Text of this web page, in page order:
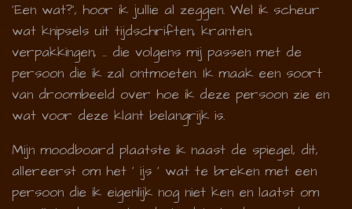
'Een wat?', hoor ik jullie al zeggen. Wel ik scheur
wat knipsels uit tijdschriften, kranten,
verpakkingen, ... die volgens mij passen met de
persoon die ik zal ontmoeten. Ik maak een soort
van droombeeld over hoe ik deze persoon zie en
wat voor deze klant belangrijk is.
Mijn moodboard plaatste ik naast de spiegel, dit,
allereerst om het ' ijs ' wat te breken met een
persoon die ik eigenlijk nog niet ken en laatst om